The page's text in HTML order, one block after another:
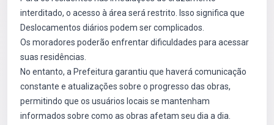
interditado, o acesso à área será restrito. Isso significa que
Deslocamentos diários podem ser complicados.
Os moradores poderão enfrentar dificuldades para acessar
suas residências.
No entanto, a Prefeitura garantiu que haverá comunicação
constante e atualizações sobre o progresso das obras,
permitindo que os usuários locais se mantenham
informados sobre como as obras afetam seu dia a dia.